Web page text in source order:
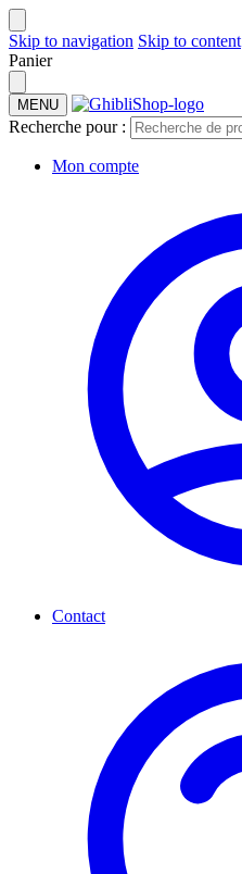
Skip to navigation Skip to content
Panier
MENU
Recherche pour :
Mon compte
Contact